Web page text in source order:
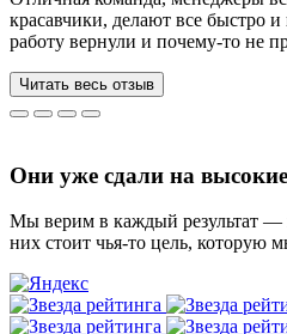
красавчики, делают все быстро
работу вернули и почему-то не
за 3 недели, до последнего не
все удалось. Спасибо, что вы есть))
Читать весь отзыв
Они уже сдали на
Мы верим в каждый результат —
них стоит чья-то цель, которую